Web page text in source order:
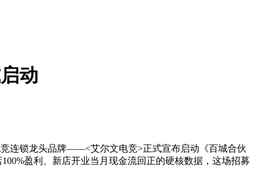
动
竞连锁龙头品牌——<艾尔文电竞>正式宣布启动《百城合伙
盈利、新店开业当月现金流回正的硬核数据，这场招募